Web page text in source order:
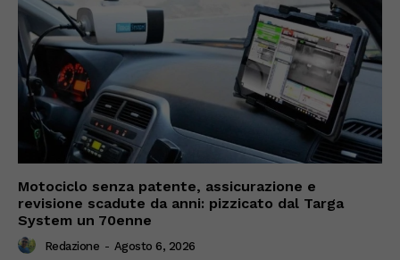
Motociclo senza patente, assicurazione e
revisione scadute da anni: pizzicato dal Targa
System un 70enne
Redazione - Agosto 6, 2026